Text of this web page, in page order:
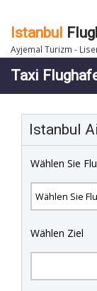
Istanbul
Ayjemal Turizm -
Taxi
Istanbul
Wählen Sie
Wählen Ziel